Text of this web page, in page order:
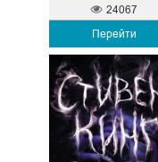
Перейти
24067